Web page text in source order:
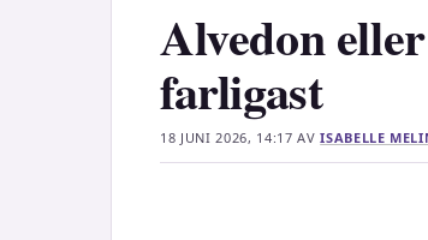
Alvedon
farligast
18 JUNI 2026, 14:17 AVISABELLE